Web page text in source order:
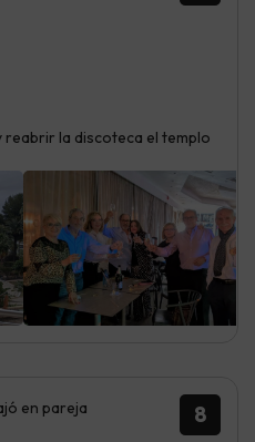
reabrir la discoteca el templo
8
en pareja